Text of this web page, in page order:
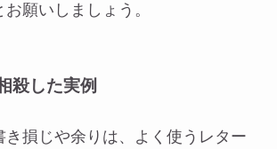
願いしましょう。
殺した実例
き損じや余りは、よく使うレター